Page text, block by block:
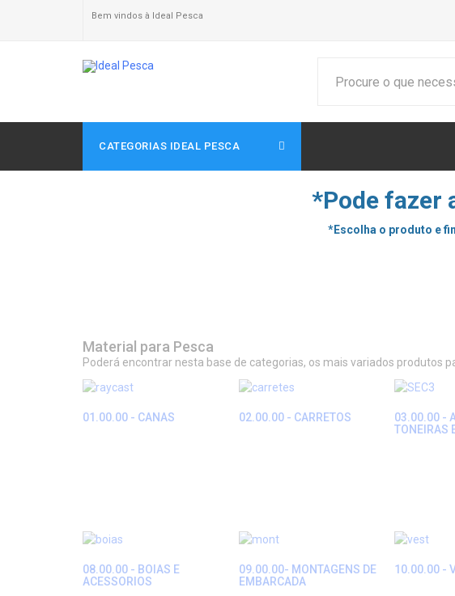
Bem vindos à Ideal Pesca
CATEGORIAS IDEAL PESCA
*Pode fazer
*Escolha o produto e
Material para Pesca
Poderá encontrar nesta base de categorias, os mais variados produtos
01.00.00 - CANAS 02.00.00 - CARRETOS
03.00.00 -
TONEIRAS
08.00.00 - BOIAS E
ACESSORIOS
09.00.00- MONTAGENS DE
EMBARCADA
10.00.00 -